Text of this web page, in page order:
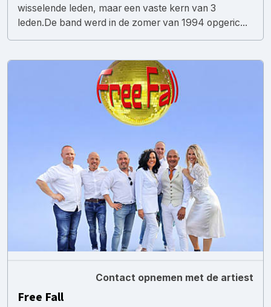
wisselende leden, maar een vaste kern van 3
leden.De band werd in de zomer van 1994 opgeric...
Contact opnemen met de artiest
Free Fall